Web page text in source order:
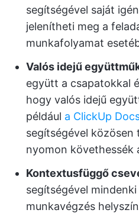
segítségével saját
jelenítheti meg a
munkafolyamat
Valós idejű
együtt a csapatokkal
hogy valós idejű
például a ClickUp
segítségével közösen
nyomon követhessék
Kontextusfüggő
segítségével
munkavégzés